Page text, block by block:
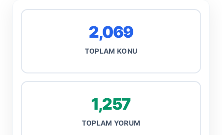
2,069
TOPLAM KONU
1,257
TOPLAM YORUM